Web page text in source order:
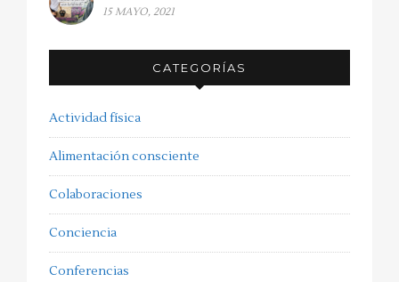
15 MAYO, 2021
CATEGORÍAS
Actividad física
Alimentación consciente
Colaboraciones
Conciencia
Conferencias